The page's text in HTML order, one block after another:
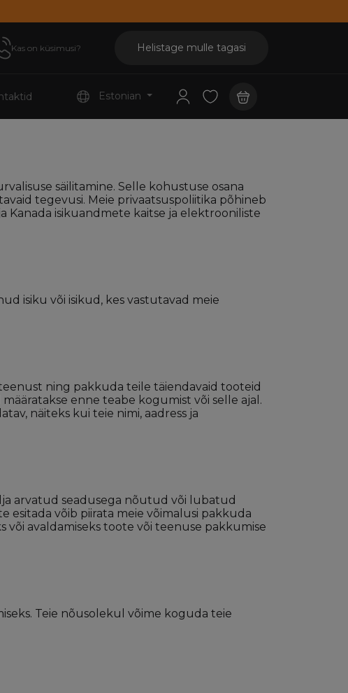
Kas on küsimusi? Helistage mulle tagasi
Estonian
säilitamine. Selle kohustuse osana
tegevusi. Meie privaatsuspoliitika põhineb
Kanada isikuandmete kaitse ja elektrooniliste
isiku või isikud, kes vastutavad meie
ning pakkuda teile täiendavaid tooteid
enne teabe kogumist või selle ajal.
näiteks kui teie nimi, aadress ja
arvatud seadusega nõutud või lubatud
esitada võib piirata meie võimalusi pakkuda
avaldamiseks toote või teenuse pakkumise
Teie nõusolekul võime koguda teie